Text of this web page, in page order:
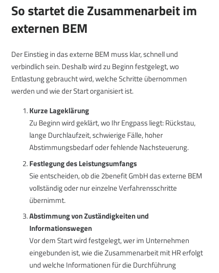
So startet die Zusammenarbeit im
externen BEM
Der Einstieg in das externe BEM muss klar, schnell und
verbindlich sein. Deshalb wird zu Beginn festgelegt, wo
Entlastung gebraucht wird, welche Schritte übernommen
werden und wie der Start organisiert ist.
Kurze Lageklärung
Zu Beginn wird geklärt, wo Ihr Engpass liegt: Rückstau,
lange Durchlaufzeit, schwierige Fälle, hoher
Abstimmungsbedarf oder fehlende Nachsteuerung.
Festlegung des Leistungsumfangs
Sie entscheiden, ob die 2benefit GmbH das externe BEM
vollständig oder nur einzelne Verfahrensschritte
übernimmt.
Abstimmung von Zuständigkeiten und
Informationswegen
Vor dem Start wird festgelegt, wer im Unternehmen
eingebunden ist, wie die Zusammenarbeit mit HR erfolgt
und welche Informationen für die Durchführung